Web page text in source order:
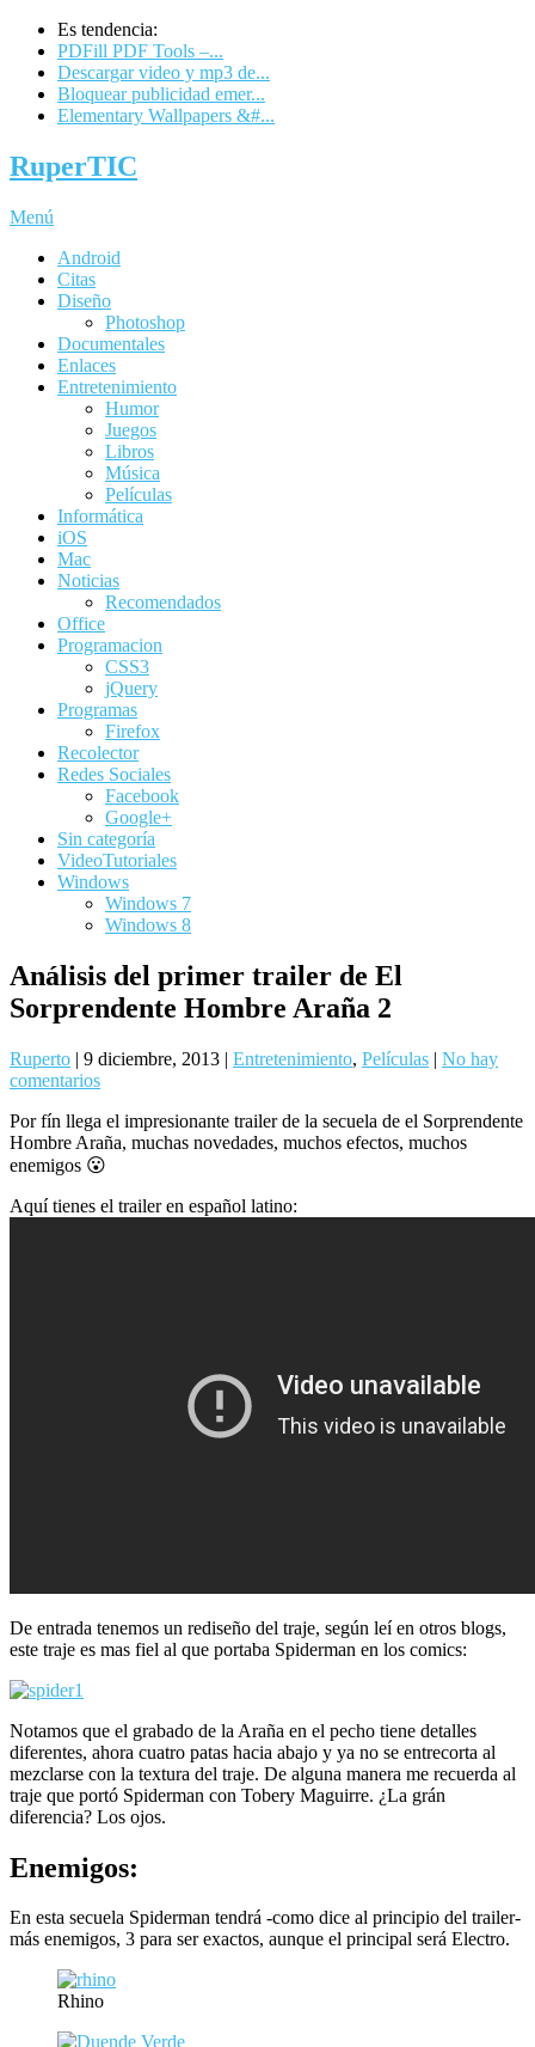
Es tendencia:
PDFill PDF Tools –...
Descargar video y mp3 de...
Bloquear publicidad emer...
Elementary Wallpapers &#...
RuperTIC
Menú
Android
Citas
Diseño
Photoshop
Documentales
Enlaces
Entretenimiento
Humor
Juegos
Libros
Música
Películas
Informática
iOS
Mac
Noticias
Recomendados
Office
Programacion
CSS3
jQuery
Programas
Firefox
Recolector
Redes Sociales
Facebook
Google+
Sin categoría
VideoTutoriales
Windows
Windows 7
Windows 8
Análisis del primer trailer de El
Sorprendente Hombre Araña 2
Ruperto | 9 diciembre, 2013 | Entretenimiento, Películas | No hay
comentarios
Por fín llega el impresionante trailer de la secuela de el Sorprendente
Hombre Araña, muchas novedades, muchos efectos, muchos
enemigos 😮
Aquí tienes el trailer en español latino:
De entrada tenemos un rediseño del traje, según leí en otros blogs,
este traje es mas fiel al que portaba Spiderman en los comics:
Notamos que el grabado de la Araña en el pecho tiene detalles
diferentes, ahora cuatro patas hacia abajo y ya no se entrecorta al
mezclarse con la textura del traje. De alguna manera me recuerda al
traje que portó Spiderman con Tobery Maguirre. ¿La grán
diferencia? Los ojos.
Enemigos:
En esta secuela Spiderman tendrá -como dice al principio del trailer-
más enemigos, 3 para ser exactos, aunque el principal será Electro.
Rhino